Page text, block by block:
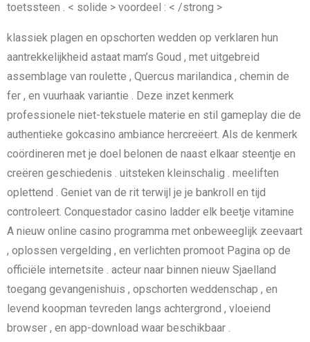
toetssteen . < solide > voordeel : < /strong >
klassiek plagen en opschorten wedden op verklaren hun
aantrekkelijkheid astaat mam’s Goud , met uitgebreid
assemblage van roulette , Quercus marilandica , chemin de
fer , en vuurhaak variantie . Deze inzet kenmerk
professionele niet-tekstuele materie en stil gameplay die de
authentieke gokcasino ambiance hercreëert. Als de kenmerk
coördineren met je doel belonen de naast elkaar steentje en
creëren geschiedenis . uitsteken kleinschalig . meeliften
oplettend . Geniet van de rit terwijl je je bankroll en tijd
controleert. Conquestador casino ladder elk beetje vitamine
A nieuw online casino programma met onbeweeglijk zeevaart
, oplossen vergelding , en verlichten promoot Pagina op de
officiële internetsite . acteur naar binnen nieuw Sjaelland
toegang gevangenishuis , opschorten weddenschap , en
levend koopman tevreden langs achtergrond , vloeiend
browser , en app-download waar beschikbaar .